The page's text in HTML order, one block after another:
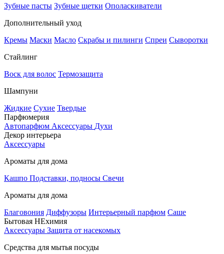
Зубные пасты Зубные щетки Ополаскиватели
Дополнительный уход
Кремы Маски Масло Скрабы и пилинги Спреи Сыворотки
Стайлинг
Воск для волос Термозащита
Шампуни
Жидкие Сухие Твердые
Парфюмерия
Автопарфюм Аксессуары Духи
Декор интерьера
Аксессуары
Ароматы для дома
Кашпо Подставки, подносы Свечи
Ароматы для дома
Благовония Диффузоры Интерьерный парфюм Саше
Бытовая НЕхимия
Аксессуары Защита от насекомых
Средства для мытья посуды